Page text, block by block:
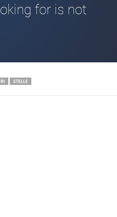
STELLE